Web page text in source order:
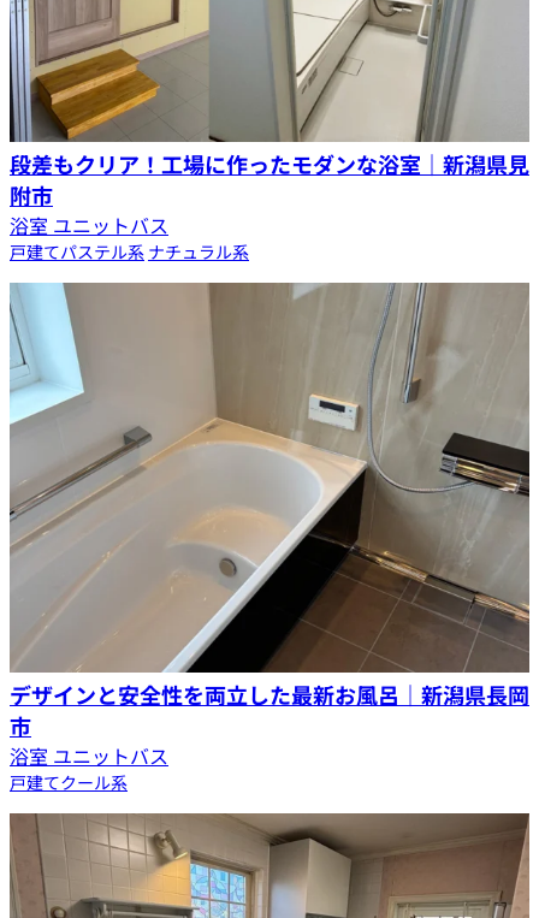
段差もクリア！工場に作ったモダンな浴室｜新潟県見
附市
浴室 ユニットバス
戸建てパステル系 ナチュラル系
デザインと安全性を両立した最新お風呂｜新潟県長岡
市
浴室 ユニットバス
戸建てクール系